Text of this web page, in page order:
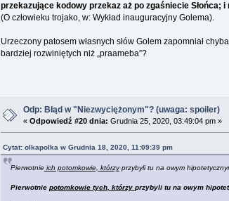
przekazujące kodowy przekaz aż po zgaśniecie Słońca;
(O człowieku trojako, w: Wykład inauguracyjny Golema).
Urzeczony patosem własnych słów Golem zapomniał
bardziej rozwiniętych niż „praameba”?
Odp: Błąd w "Niezwyciężonym"? (uwaga: spoiler)
« Odpowiedź #20 dnia: Grudnia 25, 2020, 03:49:04 pm »
Cytat: olkapolka w Grudnia 18, 2020, 11:09:39 pm
Pierwotnieich potomkowie, którzyprzybyli tu na owym
Pierwotnie potomkowie tych, którzy przybyli tu na owym